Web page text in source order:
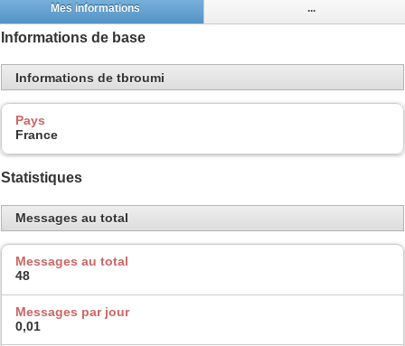
Mes informations ...
Informations de base
Informations de tbroumi
Pays
France
Statistiques
Messages au total
Messages au total
48
Messages par jour
0,01